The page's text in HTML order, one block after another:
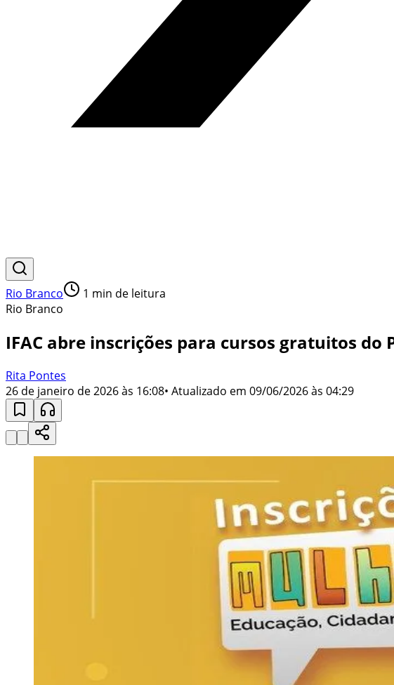
Rio Branco 1 min de leitura
Rio Branco
IFAC abre inscrições para cursos gratuitos
Rita Pontes
26 de janeiro de 2026 às 16:08• Atualizado em 09/06/2026 às 04:29